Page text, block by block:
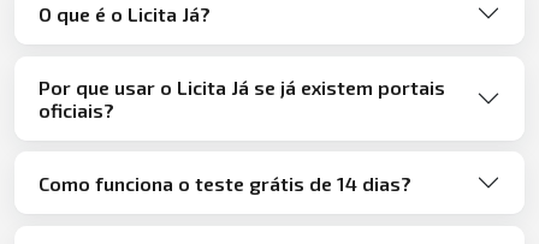
O que é o Licita Já?
Por que usar o Licita Já se já existem portais
oficiais?
Como funciona o teste grátis de 14 dias?